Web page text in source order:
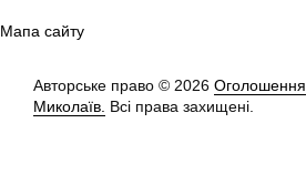
Мапа сайту
Авторське право © 2026 Оголошення
Миколаїв. Всі права захищені.